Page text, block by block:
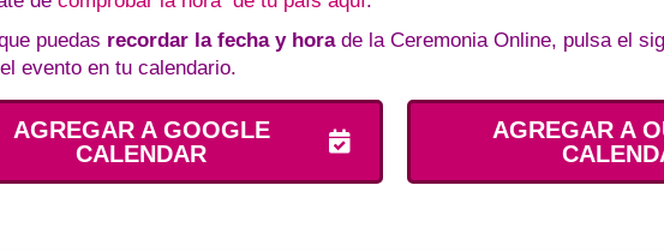
puedas recordar la fecha y horade la Ceremonia Online, pulsa el
evento en tu calendario.
AGREGAR A GOOGLE
CALENDAR
AGREGAR A